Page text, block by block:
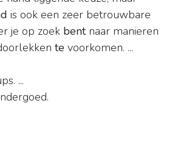
is ook een zeer betrouwbare
je op zoek bentnaar manieren
te voorkomen. ...
...